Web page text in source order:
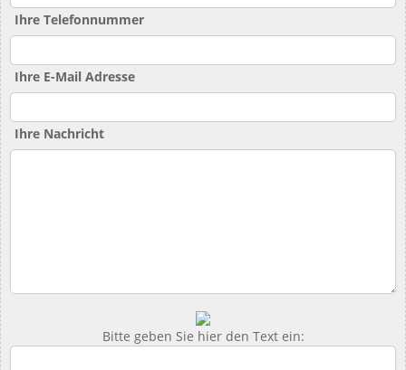
Ihre Telefonnummer
Ihre E-Mail Adresse
Ihre Nachricht
Bitte geben Sie hier den Text ein: